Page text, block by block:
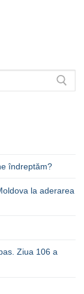
îndreptăm?
la aderarea
Ziua 106 a